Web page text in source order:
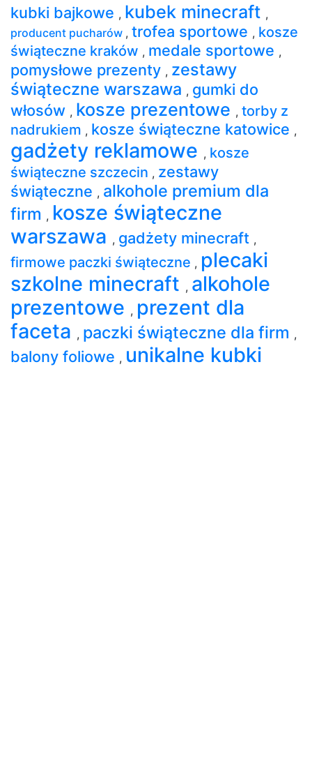
kubki bajkowe , kubek minecraft ,
producent pucharów , trofea sportowe , kosze
świąteczne kraków , medale sportowe ,
pomysłowe prezenty , zestawy
świąteczne warszawa , gumki do
włosów , kosze prezentowe , torby z
nadrukiem , kosze świąteczne katowice ,
gadżety reklamowe , kosze
świąteczne szczecin , zestawy
świąteczne , alkohole premium dla
firm , kosze świąteczne
warszawa , gadżety minecraft ,
firmowe paczki świąteczne , plecaki
szkolne minecraft , alkohole
prezentowe , prezent dla
faceta , paczki świąteczne dla firm ,
balony foliowe , unikalne kubki